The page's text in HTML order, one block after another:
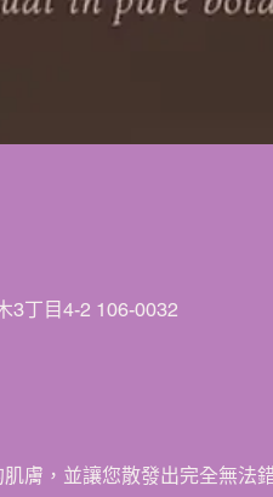
3丁目4-2 106-0032
膚，並讓您散發出完全無法